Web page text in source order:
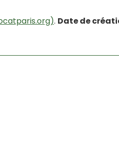
. Date de